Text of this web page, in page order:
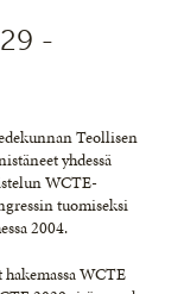
-
Teollisen
yhdessä
WCTE-
tuomiseksi
2004.
WCTE